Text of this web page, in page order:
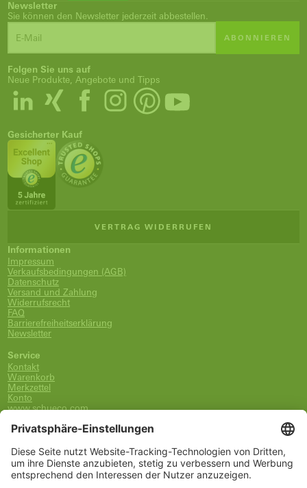
Newsletter
Sie können den Newsletter jederzeit abbestellen.
ABONNIEREN
Folgen Sie uns auf
Neue Produkte, Angebote und Tipps
Gesicherter Kauf
VERTRAG WIDERRUFEN
Informationen
Impressum
Verkaufsbedingungen (AGB)
Datenschutz
Versand und Zahlung
Widerrufsrecht
FAQ
Barrierefreiheitserklärung
Newsletter
Service
Kontakt
Warenkorb
Merkzettel
Konto
www.schueco.com
0800-400-4007
kostenlos aus dem dt. Festnetz
Unsere Marken
Alle Marken